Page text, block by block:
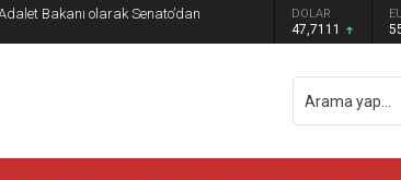
Bakanı olarak Senato’dan
DOLAR
47,7111